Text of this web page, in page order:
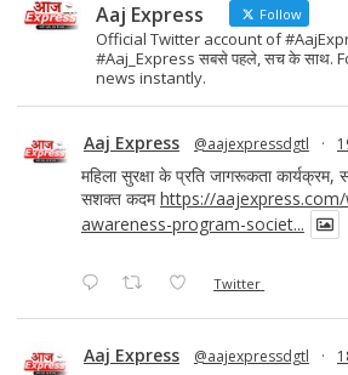
Aaj Express Follow
Official Twitter account of
#Aaj_Express सबसे पहले, सच के साथ.
news instantly.
Aaj Express @aajexpressdgtl ·
महिला सुरक्षा के प्रति जागरूकता कार्यक्रम,
सशक्त कदमhttps://
awareness-program-societ...
Twitter
Aaj Express @aajexpressdgtl ·